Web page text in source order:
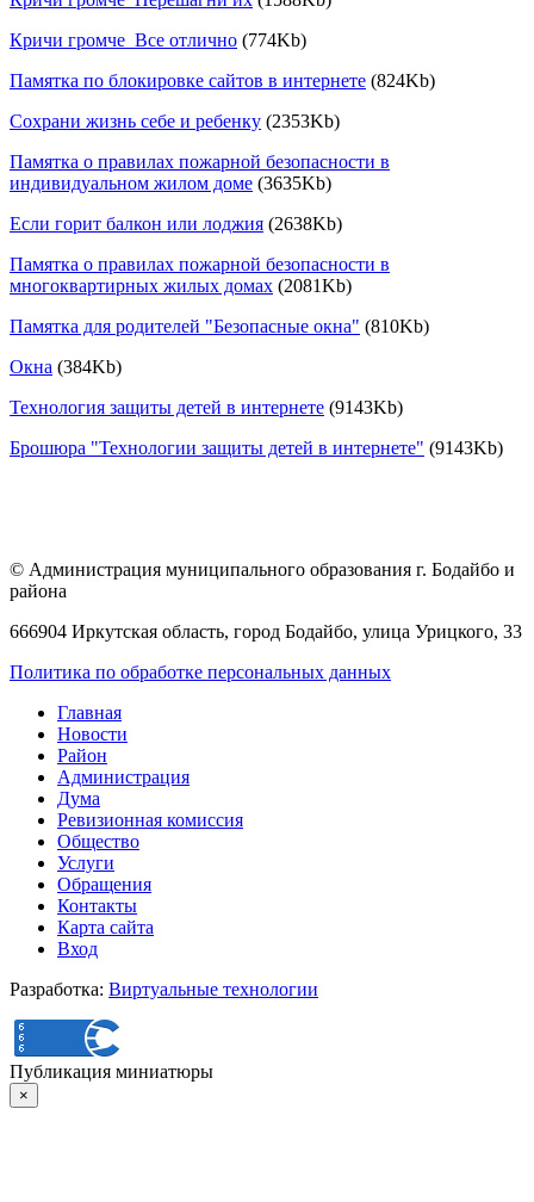
Кричи громче_Все отлично (774Kb)
Памятка по блокировке сайтов в интернете (824Kb)
Сохрани жизнь себе и ребенку (2353Kb)
Памятка о правилах пожарной безопасности в
индивидуальном жилом доме (3635Kb)
Если горит балкон или лоджия (2638Kb)
Памятка о правилах пожарной безопасности в
многоквартирных жилых домах (2081Kb)
Памятка для родителей "Безопасные окна" (810Kb)
Окна (384Kb)
Технология защиты детей в интернете (9143Kb)
Брошюра "Технологии защиты детей в интернете" (9143Kb)
© Администрация муниципального образования г. Бодайбо и
района
666904 Иркутская область, город Бодайбо, улица Урицкого, 33
Политика по обработке персональных данных
Главная
Новости
Район
Администрация
Дума
Ревизионная комиссия
Общество
Услуги
Обращения
Контакты
Карта сайта
Вход
Разработка: Виртуальные технологии
Публикация миниатюры
×